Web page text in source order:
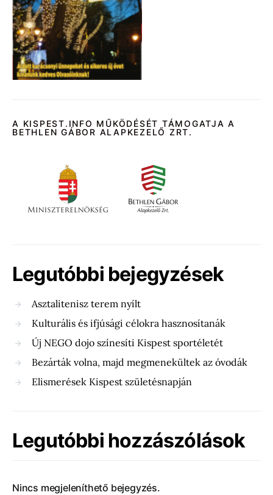
A KISPEST.INFO MŰKÖDÉSÉT TÁMOGATJA A
BETHLEN GÁBOR ALAPKEZELŐ ZRT.
Legutóbbi bejegyzések
Asztalitenisz terem nyílt
Kulturális és ifjúsági célokra hasznosítanák
Új NEGO dojo színesíti Kispest sportéletét
Bezárták volna, majd megmenekültek az óvodák
Elismerések Kispest születésnapján
Legutóbbi hozzászólások
Nincs megjeleníthető bejegyzés.